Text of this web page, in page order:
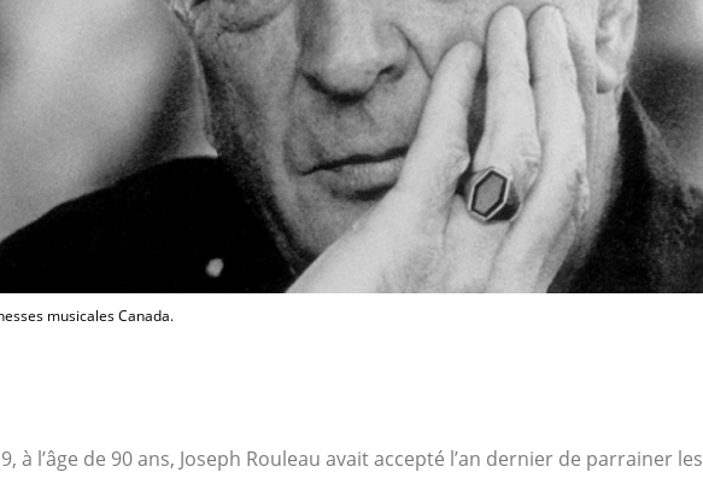
musicales Canada.
à l’âge de 90 ans, Joseph Rouleau avait accepté l’an dernier de parrainer les